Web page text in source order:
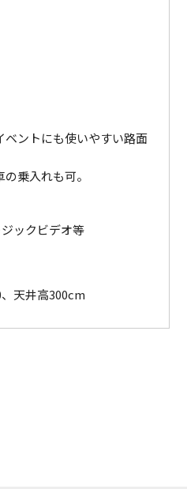
ントにも使いやすい路面
乗入れも可。
ックビデオ等
天井高300cm